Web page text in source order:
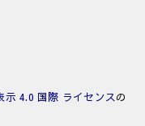
示 4.0 国際 ライセンスの